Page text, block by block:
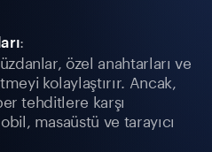
:
özel anahtarları ve
kolaylaştırır. Ancak,
tehditlere karşı
masaüstü ve tarayıcı